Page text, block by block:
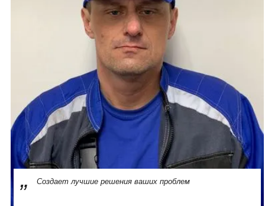
Создает лучшие решения ваших проблем